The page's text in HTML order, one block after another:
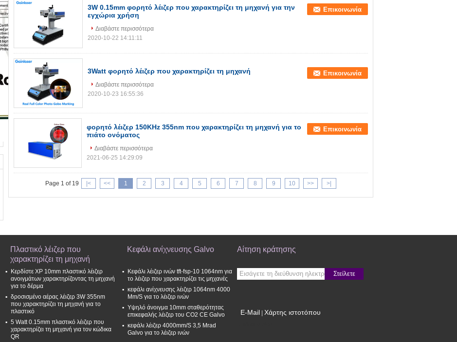
3W 0.15mm φορητό λέιζερ που χαρακτηρίζει τη μηχανή για την
εγχώρια χρήση
Επικοινωνία
Διαβάστε περισσότερα
2020-10-22 14:11:11
3Watt φορητό λέιζερ που χαρακτηρίζει τη μηχανή Επικοινωνία
Διαβάστε περισσότερα
2020-10-23 16:55:36
φορητό λέιζερ 150KHz 355nm που χαρακτηρίζει τη μηχανή για το
πιάτο ονόματος
Επικοινωνία
Διαβάστε περισσότερα
2021-06-25 14:29:09
Page 1 of 19 |< << 1 2 3 4 5 6 7 8 9 10 >> >|
Πλαστικό λέιζερ που
χαρακτηρίζει τη μηχανή
Κερδίστε XP 10mm πλαστικό λέιζερ
ανοιγμάτων χαρακτηρίζοντας τη μηχανή
για το δέρμα
δροσισμένο αέρας λέιζερ 3W 355nm
που χαρακτηρίζει τη μηχανή για το
πλαστικό
5 Watt 0.15mm πλαστικό λέιζερ που
χαρακτηρίζει τη μηχανή για τον κώδικα
QR
Κεφάλι ανίχνευσης Galvo
Κεφάλι λέιζερ ινών tft-fsp-10 1064nm για
το λέιζερ που χαρακτηρίζει τις μηχανές
κεφάλι ανίχνευσης λέιζερ 1064nm 4000
Mm/S για το λέιζερ ινών
Υψηλό άνοιγμα 10mm σταθερότητας
επικεφαλής λέιζερ του CO2 CE Galvo
κεφάλι λέιζερ 4000mm/S 3,5 Mrad
Galvo για το λέιζερ ινών
Αίτηση κράτησης
Στείλετε
E-Mail | Χάρτης ιστοτόπου